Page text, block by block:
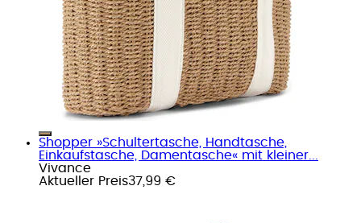
Shopper »Schultertasche, Handtasche,
Einkaufstasche, Damentasche« mit kleiner...
Vivance
Aktueller Preis37,99 €